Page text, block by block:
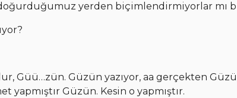
yerden biçimlendirmiyorlar mı
Güü…zün. Güzün yazıyor, aa gerçekten
yapmıştır Güzün. Kesin o yapmıştır.